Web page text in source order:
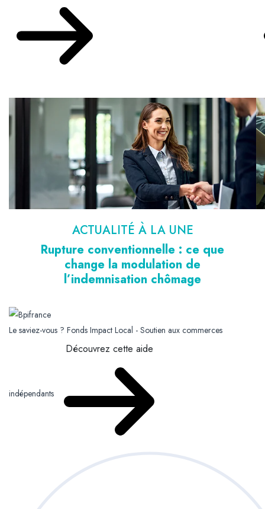
ACTUALITÉ À LA UNE
Rupture conventionnelle : ce que
change la modulation de
l’indemnisation chômage
Le saviez-vous ? Fonds Impact Local - Soutien aux commerces
indépendants
Découvrez cette aide